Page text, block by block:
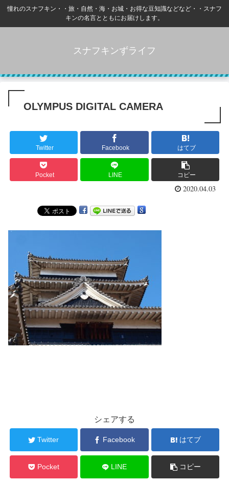
憧れのスナフキン・・旅・自然・海・お城・お得な豆知識などなど・・スナフ
キンの名言とともにお届けします。
スナフキンずライフ
OLYMPUS DIGITAL CAMERA
Twitter Facebook はてブ
Pocket LINE コピー
2020.04.03
シェアする
Twitter Facebook はてブ
Pocket LINE コピー